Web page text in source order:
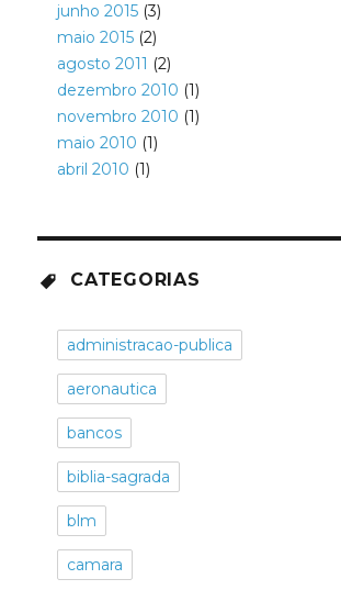
junho 2015(3)
maio 2015(2)
agosto 2011 (2)
dezembro 2010 (1)
novembro 2010 (1)
maio 2010 (1)
abril 2010 (1)
CATEGORIAS
administracao-publica
aeronautica
bancos
biblia-sagrada
blm
camara